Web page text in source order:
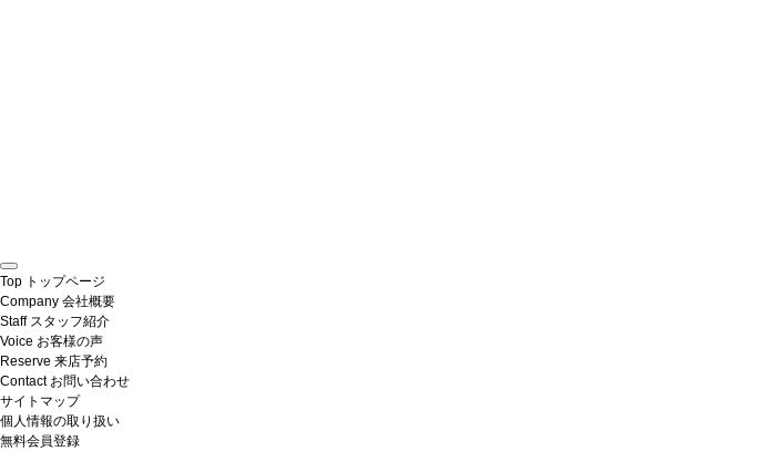
Top トップページ
Company 会社概要
Staff スタッフ紹介
Voice お客様の声
Reserve 来店予約
Contact お問い合わせ
サイトマップ
個人情報の取り扱い
無料会員登録